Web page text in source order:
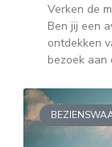
Verken de
Ben jij een
ontdekken
bezoek aan